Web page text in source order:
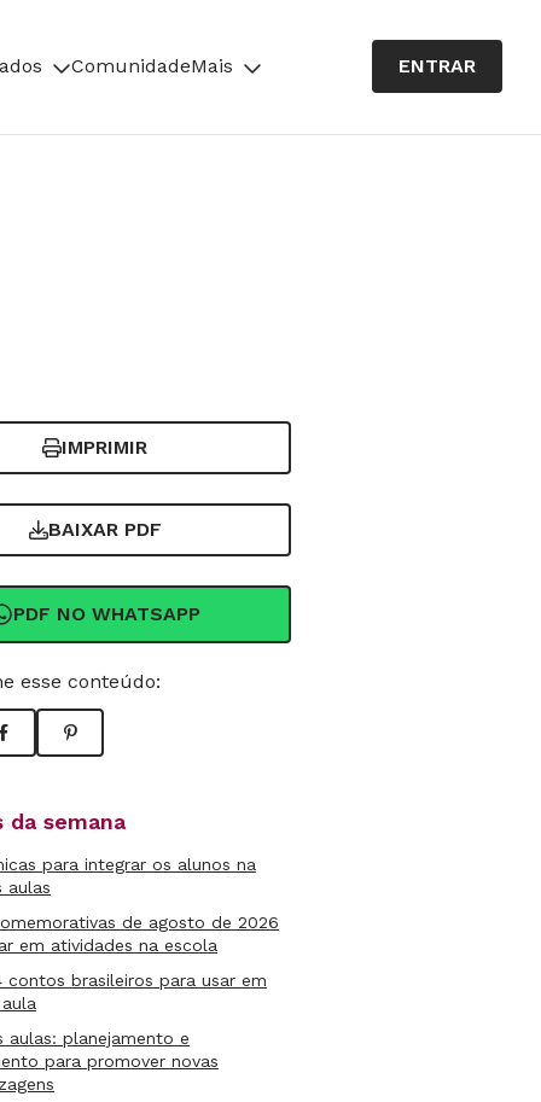
ComunidadeMais ENTRAR
IMPRIMIR
BAIXAR PDF
PDF NO WHATSAPP
esse conteúdo:
da semana
para integrar os alunos na
aulas
de agosto de 2026
em atividades na escola
contos brasileiros para usar em
aulas: planejamento e
para promover novas